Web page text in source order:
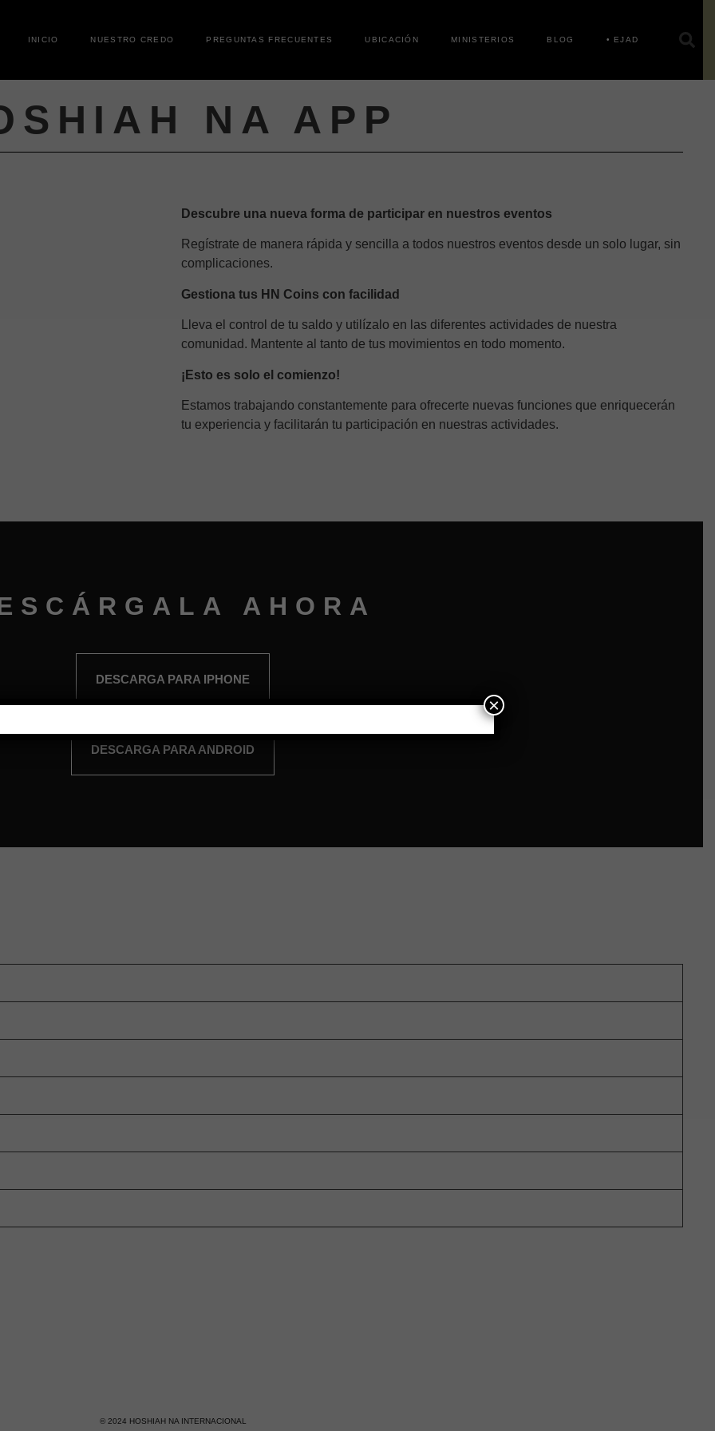
INICIO NUESTRO CREDO PREGUNTAS FRECUENTES UBICACIÓN MINISTERIOS BLOG • EJAD
NA APP
Descubre una nueva forma de participar en nuestros eventos
Regístrate de manera rápida y sencilla a todos nuestros eventos desde un solo lugar, sin
complicaciones.
Gestiona tus HN Coins con facilidad
Lleva el control de tu saldo y utilízalo en las diferentes actividades de nuestra
comunidad. Mantente al tanto de tus movimientos en todo momento.
¡Esto es solo el comienzo!
Estamos trabajando constantemente para ofrecerte nuevas funciones que enriquecerán
tu experiencia y facilitarán tu participación en nuestras actividades.
AHORA
DESCARGA PARA IPHONE
DESCARGA PARA ANDROID
© 2024 HOSHIAH NA INTERNACIONAL
×